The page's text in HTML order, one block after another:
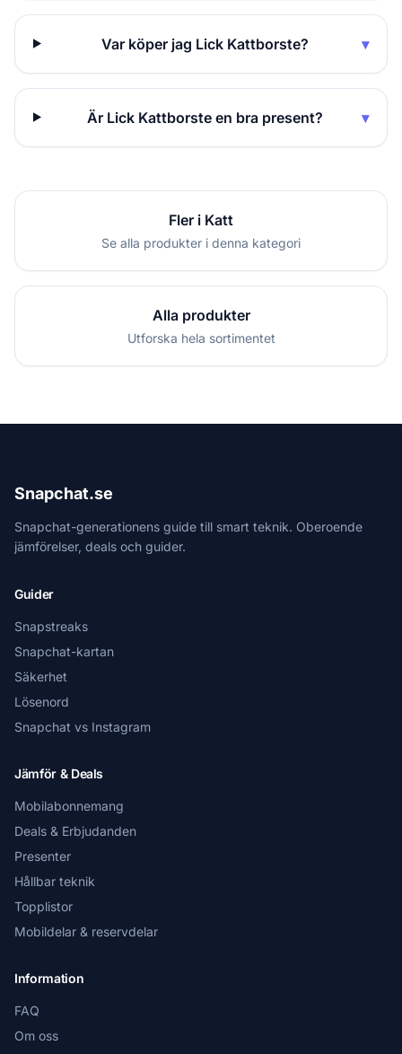
Var köper jag Lick Kattborste? ▾
Är Lick Kattborste en bra present? ▾
Fler i Katt
Se alla produkter i denna kategori
Alla produkter
Utforska hela sortimentet
Snapchat.se
Snapchat-generationens guide till smart teknik. Oberoende
jämförelser, deals och guider.
Guider
Snapstreaks
Snapchat-kartan
Säkerhet
Lösenord
Snapchat vs Instagram
Jämför & Deals
Mobilabonnemang
Deals & Erbjudanden
Presenter
Hållbar teknik
Topplistor
Mobildelar & reservdelar
Information
FAQ
Om oss